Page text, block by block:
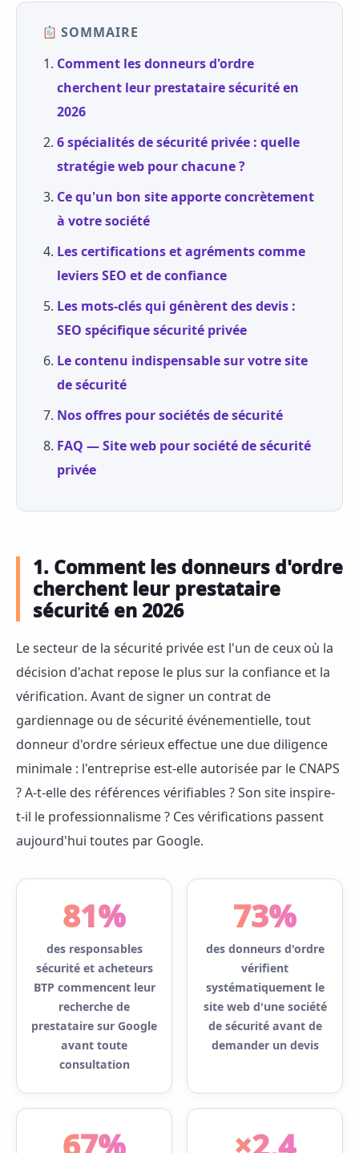
SOMMAIRE
Comment les donneurs d'ordre
cherchent leur prestataire sécurité en
2026
6 spécialités de sécurité privée : quelle
stratégie web pour chacune ?
Ce qu'un bon site apporte concrètement
à votre société
Les certifications et agréments comme
leviers SEO et de confiance
Les mots-clés qui génèrent des devis :
SEO spécifique sécurité privée
Le contenu indispensable sur votre site
de sécurité
Nos offres pour sociétés de sécurité
FAQ — Site web pour société de sécurité
privée
1. Comment les donneurs d'ordre
cherchent leur prestataire
sécurité en 2026
Le secteur de la sécurité privée est l'un de ceux où la
décision d'achat repose le plus sur la confiance et la
vérification. Avant de signer un contrat de
gardiennage ou de sécurité événementielle, tout
donneur d'ordre sérieux effectue une due diligence
minimale : l'entreprise est-elle autorisée par le CNAPS
? A-t-elle des références vérifiables ? Son site inspire-
t-il le professionnalisme ? Ces vérifications passent
aujourd'hui toutes par Google.
81%
des responsables
sécurité et acheteurs
BTP commencent leur
recherche de
prestataire sur Google
avant toute
consultation
73%
des donneurs d'ordre
vérifient
systématiquement le
site web d'une société
de sécurité avant de
demander un devis